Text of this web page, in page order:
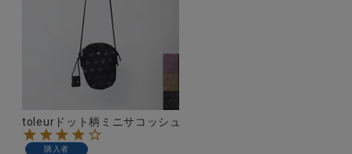
ナチュラル服
toleurドット柄ミニサコッシュ
購入者